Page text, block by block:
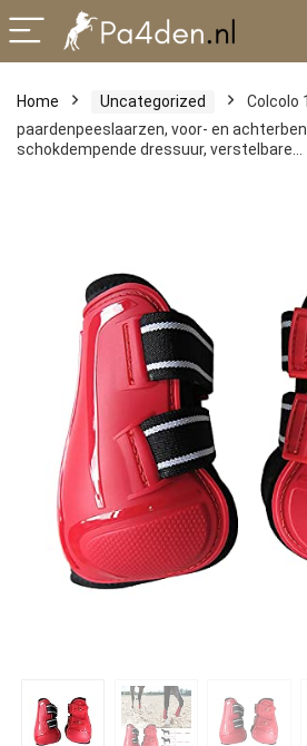
Home Uncategorized
Colcolo
paardenpeeslaarzen, voor- en
schokdempende dressuur, verstelbare…